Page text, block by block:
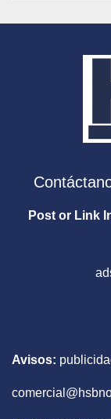
Post or Link
Avisos: